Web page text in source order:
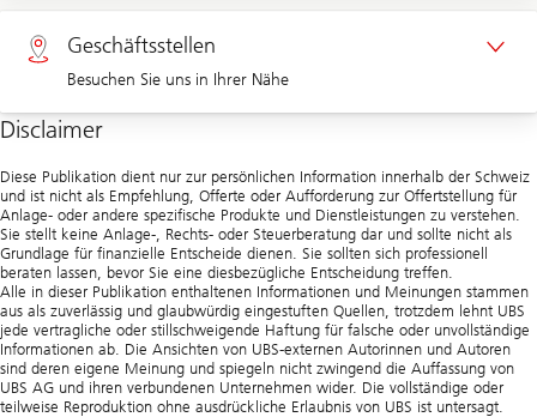
Privatkunden 0800 002 557
Unternehmen 0844 853 002
Geschäftsstellen
Besuchen Sie uns in Ihrer Nähe
Geschäftsstellen
Disclaimer
Diese Publikation dient nur zur persönlichen Information innerhalb der Schweiz
und ist nicht als Empfehlung, Offerte oder Aufforderung zur Offertstellung für
Anlage- oder andere spezifische Produkte und Dienstleistungen zu verstehen.
Sie stellt keine Anlage-, Rechts- oder Steuerberatung dar und sollte nicht als
Grundlage für finanzielle Entscheide dienen. Sie sollten sich professionell
beraten lassen, bevor Sie eine diesbezügliche Entscheidung treffen.
Alle in dieser Publikation enthaltenen Informationen und Meinungen stammen
aus als zuverlässig und glaubwürdig eingestuften Quellen, trotzdem lehnt UBS
jede vertragliche oder stillschweigende Haftung für falsche oder unvollständige
Informationen ab. Die Ansichten von UBS-externen Autorinnen und Autoren
sind deren eigene Meinung und spiegeln nicht zwingend die Auffassung von
UBS AG und ihren verbundenen Unternehmen wider. Die vollständige oder
teilweise Reproduktion ohne ausdrückliche Erlaubnis von UBS ist untersagt.